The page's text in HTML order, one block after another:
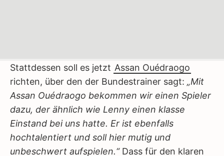
Stattdessen soll es jetzt Assan Ouédraogo
richten, über den der Bundestrainer sagt: „Mit
Assan Ouédraogo bekommen wir einen Spieler
dazu, der ähnlich wie Lenny einen klasse
Einstand bei uns hatte. Er ist ebenfalls
hochtalentiert und soll hier mutig und
unbeschwert aufspielen.“Dass für den klaren